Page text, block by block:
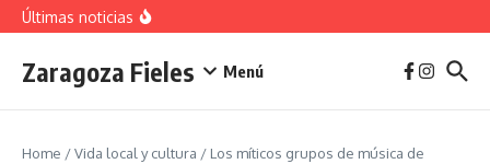
Saltar al contenido
Últimas noticias
Descubre el Parque del Agua Luis Buñuel: tu oasis
Plan de Acción del Ruido de Zaragoza 2025-
2029: Implicaciones y Objetivos
Zaragoza Fieles Menú
Home /Vida local y cultura / Los míticos grupos de música de